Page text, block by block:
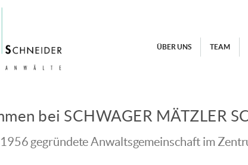
ÜBER UNS TEAM
bei SCHWAGER MÄTZLER
gegründete Anwaltsgemeinschaft im